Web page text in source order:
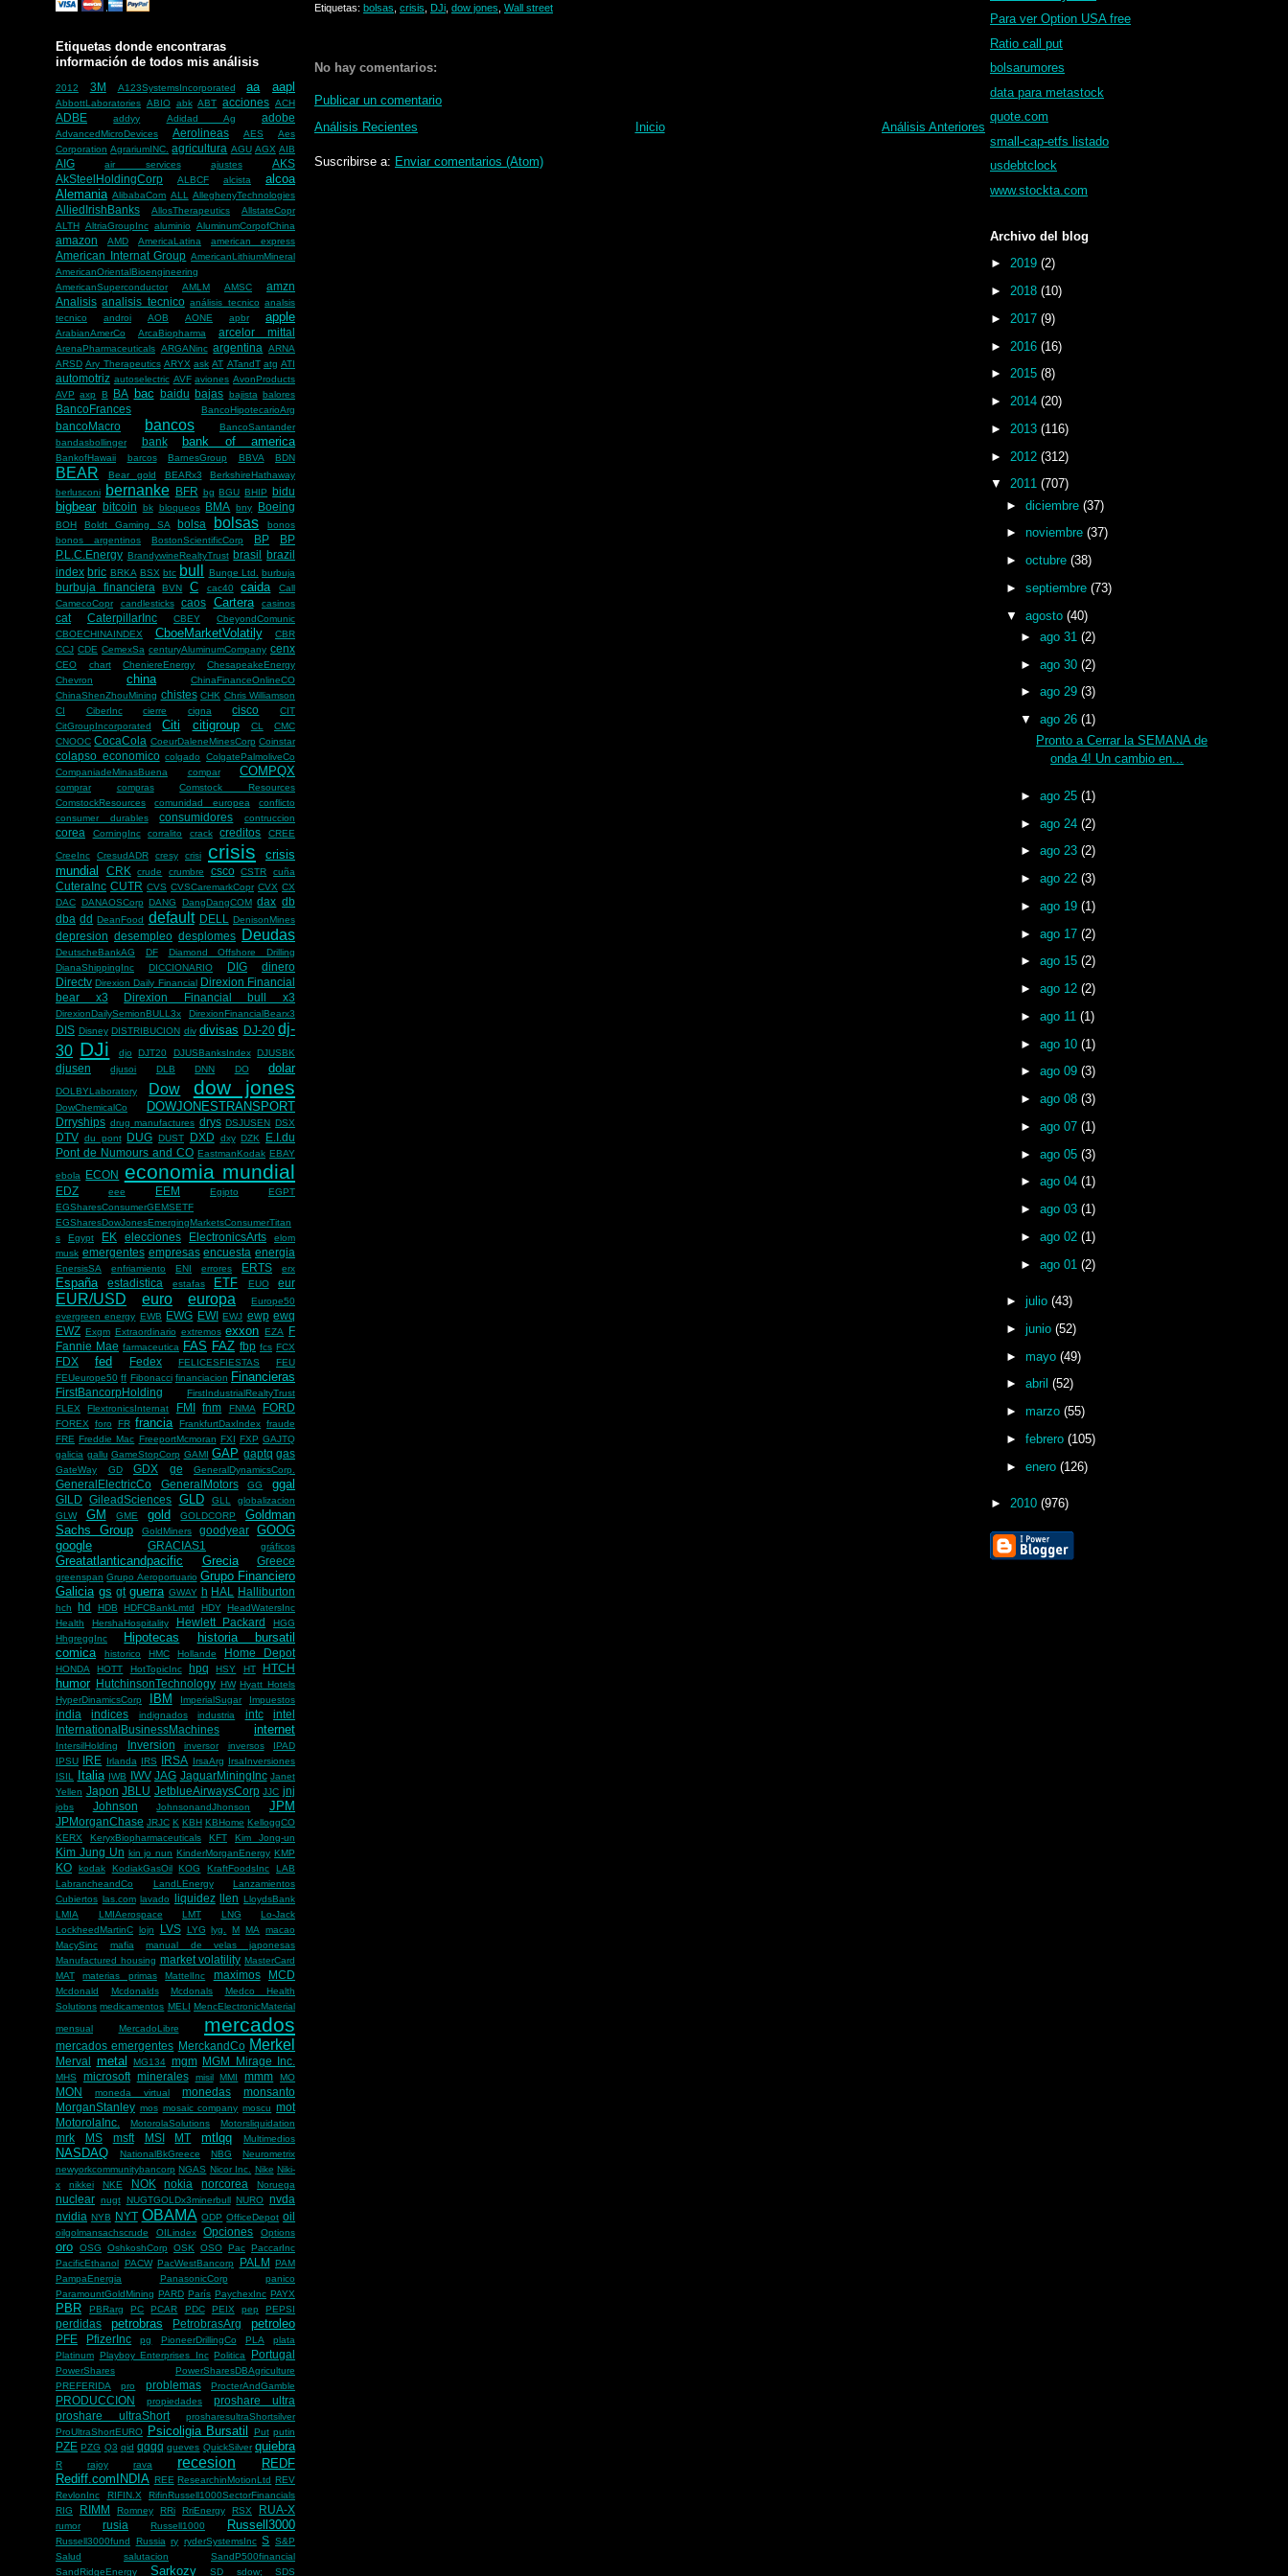
Etiquetas donde encontraras
información de todos mis análisis
2012 3M A123SystemsIncorporated aa aapl
AbbottLaboratories ABIO abk ABT acciones ACH
ADBE addyy Adidad Ag adobe
AdvancedMicroDevices Aerolineas AES
Aes
Corporation AgrariumINC. agricultura AGU AGX AIB
AIG air services ajustes
AKS
AkSteelHoldingCorp
ALBCF alcista
alcoa
Alemania AlibabaCom ALL AlleghenyTechnologies
AlliedIrishBanks AllosTherapeutics
AllstateCopr
ALTH
AltriaGroupInc aluminio AluminumCorpofChina
amazon AMD AmericaLatina american express
American Internat Group AmericanLithiumMineral
AmericanOrientalBioengineering
AmericanSuperconductor
AMLM AMSC
amzn
Analisis analisis tecnico análisis tecnico analsis
tecnico
androi AOB AONE apbr apple
ArabianAmerCo ArcaBiopharma arcelor mittal
ArenaPharmaceuticals ARGANinc argentina
ARNA
ARSD Ary Therapeutics ARYX ask AT ATandT atg ATI
automotriz autoselectric AVF aviones AvonProducts
AVP axp B BA bac baidu bajas bajista balores
BancoFrances BancoHipotecarioArg
bancoMacro bancos
BancoSantander
bandasbollinger
bank bank of america
BankofHawaii barcos BarnesGroup BBVA BDN
BEAR Bear gold BEARx3
BerkshireHathaway
berlusconi
bernanke BFR bg BGU BHIP bidu
bigbear bitcoin bk bloqueos BMA bny Boeing
BOH Boldt Gaming SA bolsa bolsas
bonos
bonos argentinos
BostonScientificCorp BP
BP
P.L.C.Energy BrandywineRealtyTrust brasil
brazil
index bric BRKA BSX btc bull Bunge Ltd. burbuja
burbuja financiera BVN C cac40 caida
Call
CamecoCopr
candlesticks caos Cartera casinos
cat CaterpillarInc CBEY
CbeyondComunic
CBOECHINAINDEX
CboeMarketVolatily
CBR
CCJ CDE CemexSa centuryAluminumCompany cenx
CEO chart CheniereEnergy
ChesapeakeEnergy
Chevron
china
ChinaFinanceOnlineCO
ChinaShenZhouMining chistes CHK Chris Williamson
CI
CiberInc cierre cigna cisco
CIT
CitGroupIncorporated
Citi citigroup CL
CMC
CNOOC CocaCola CoeurDaleneMinesCorp Coinstar
colapso economico colgado
ColgatePalmoliveCo
CompaniadeMinasBuena
compar COMPQX
comprar compras
Comstock Resources
ComstockResources
comunidad europea
conflicto
consumer durables
consumidores contruccion
corea CorningInc corralito crack creditos CREE
CreeInc CresudADR cresy crisi crisis
crisis
mundial
CRK crude crumbre csco CSTR cuña
CuteraInc CUTR CVS CVSCaremarkCopr CVX CX
DAC
DANAOSCorp DANG DangDangCOM dax db
dba dd DeanFood default DELL DenisonMines
depresion desempleo desplomes Deudas
DeutscheBankAG DF
Diamond Offshore Drilling
DianaShippingInc
DICCIONARIO DIG
dinero
Directv Direxion Daily Financial
Direxion Financial
bear x3
Direxion Financial bull x3
DirexionDailySemionBULL3x DirexionFinancialBearx3
DIS Disney DISTRIBUCION div divisas DJ-20 dj-
30 DJi djo DJT20 DJUSBanksIndex DJUSBK
djusen djusoi DLB DNN DO dolar
DOLBYLaboratory Dow dow jones
DowChemicalCo DOWJONESTRANSPORT
Drryships drug manufactures drys DSJUSEN DSX
DTV du pont DUG DUST DXD dxy DZK
E.I.du
Pont de Numours and CO EastmanKodak EBAY
ebola ECON economia mundial
EDZ eee EEM Egipto
EGPT
EGSharesConsumerGEMSETF
EGSharesDowJonesEmergingMarketsConsumerTitan
s
Egypt EK elecciones ElectronicsArts
elom
musk emergentes empresas encuesta energia
EnersisSA enfriamiento ENI errores ERTS erx
España estadistica estafas ETF EUO eur
EUR/USD euro europa
Europe50
evergreen energy EWB EWG EWI EWJ ewp ewq
EWZ Exgm Extraordinario extremos exxon EZA
F
Fannie Mae farmaceutica FAS FAZ fbp fcs FCX
FDX fed Fedex FELICESFIESTAS
FEU
FEUeurope50 ff Fibonacci financiacion Financieras
FirstBancorpHolding
FirstIndustrialRealtyTrust
FLEX
FlextronicsInternat FMI fnm FNMA FORD
FOREX foro FR francia FrankfurtDaxIndex fraude
FRE Freddie Mac FreeportMcmoran FXI FXP GAJTQ
galicia gallu GameStopCorp GAMI GAP gaptq gas
GateWay GD GDX ge GeneralDynamicsCorp.
GeneralElectricCo GeneralMotors GG ggal
GILD GileadSciences GLD GLL
globalizacion
GLW
GM GME gold GOLDCORP
Goldman
Sachs Group
GoldMiners goodyear
GOOG
google
GRACIAS1 gráficos
Greatatlanticandpacific Grecia Greece
greenspan Grupo Aeroportuario Grupo Financiero
Galicia gs gt guerra GWAY h HAL Halliburton
hch hd HDB HDFCBankLmtd HDY
HeadWatersInc
Health
HershaHospitality Hewlett Packard
HGG
HhgreggInc
Hipotecas
historia bursatil
comica
historico HMC Hollande Home Depot
HONDA HOTT HotTopicInc hpq HSY HT HTCH
humor HutchinsonTechnology HW Hyatt Hotels
HyperDinamicsCorp
IBM ImperialSugar Impuestos
india indices indignados industria intc
intel
InternationalBusinessMachines
internet
IntersilHolding Inversion inversor inversos
IPAD
IPSU
IRE Irlanda IRS IRSA IrsaArg
IrsaInversiones
ISIL
Italia IWB IWV JAG JaguarMiningInc Janet
Yellen Japon JBLU JetblueAirwaysCorp JJC jnj
jobs Johnson JohnsonandJhonson JPM
JPMorganChase JRJC K KBH KBHome KelloggCO
KERX
KeryxBiopharmaceuticals KFT Kim Jong-un
Kim Jung Un kin jo nun KinderMorganEnergy KMP
KO kodak KodiakGasOil KOG KraftFoodsInc
LAB
LabrancheandCo
LandLEnergy
Lanzamientos
Cubiertos
las.com lavado liquidez llen
LloydsBank
LMIA
LMIAerospace LMT LNG
Lo-Jack
LockheedMartinC
lojn LVS LYG lyg. M MA macao
MacySinc
mafia
manual de velas japonesas
Manufactured housing market volatility MasterCard
MAT
materias primas MattelInc maximos MCD
Mcdonald Mcdonalds Mcdonals
Medco Health
Solutions medicamentos MELI MencElectronicMaterial
mensual MercadoLibre mercados
mercados emergentes MerckandCo Merkel
Merval metal MG134 mgm MGM Mirage Inc.
MHS microsoft minerales misil MMI mmm MO
MON moneda virtual monedas
monsanto
MorganStanley mos mosaic company moscu mot
MotorolaInc.
MotorolaSolutions Motorsliquidation
mrk MS msft MSI MT mtlqq Multimedios
NASDAQ NationalBkGreece NBG
Neurometrix
newyorkcommunitybancorp NGAS Nicor Inc. Nike Niki-
x
nikkei NKE NOK nokia norcorea Noruega
nuclear nugt NUGTGOLDx3minerbull NURO nvda
nvidia NYB NYT OBAMA ODP OfficeDepot oil
oilgolmansachscrude OILindex Opciones Options
oro OSG OshkoshCorp OSK OSO Pac
PaccarInc
PacificEthanol
PACW PacWestBancorp PALM
PAM
PampaEnergia
PanasonicCorp
panico
ParamountGoldMining PARD París PaychexInc PAYX
PBR PBRarg PC PCAR PDC PEIX pep PEPSI
perdidas petrobras PetrobrasArg petroleo
PFE PfizerInc pg PioneerDrillingCo PLA
plata
Platinum
Playboy Enterprises Inc Politica Portugal
PowerShares
PowerSharesDBAgriculture
PREFERIDA
pro problemas ProcterAndGamble
PRODUCCION propiedades
proshare ultra
proshare ultraShort
prosharesultraShortsilver
ProUltraShortEURO
Psicoligia Bursatil Put putin
PZE PZG Q3 qid qqqq queves QuickSilver quiebra
R rajoy rava recesion
REDF
Rediff.comINDIA REE ResearchinMotionLtd
REV
RevlonInc
RIFIN.X
RifinRussell1000SectorFinancials
RIG
RIMM Romney RRi RriEnergy RSX RUA-X
rumor rusia Russell1000 Russell3000
Russell3000fund Russia ry ryderSystemsInc S S&P
Salud
salutacion
SandP500financial
SandRidgeEnergy
Sarkozy SD sdow; SDS
Etiquetas: bolsas crisis DJi dow jones Wall street
No hay comentarios:
Publicar un comentario
Análisis Recientes
Análisis Anteriores
Inicio
Suscribirse a: Enviar comentarios (Atom)
Para ver Option USA free
Ratio call put
bolsarumores
data para metastock
quote.com
small-cap-etfs listado
usdebtclock
www.stockta.com
Archivo del blog
► 2019 (2)
► 2018 (10)
► 2017 (9)
► 2016 (16)
► 2015 (8)
► 2014 (20)
► 2013 (116)
► 2012 (312)
▼ 2011 (707)
► diciembre (37)
► noviembre (37)
► octubre (38)
► septiembre (73)
▼ agosto (40)
►ago 31(2)
►ago 30(2)
►ago 29(3)
▼ago 26(1)
Pronto a Cerrar la SEMANA de
onda 4! Un cambio en...
►ago 25(1)
►ago 24(2)
►ago 23(2)
►ago 22(3)
►ago 19(1)
►ago 17(2)
►ago 15(2)
►ago 12(2)
►ago 11(1)
►ago 10(1)
►ago 09(3)
►ago 08(3)
►ago 07(1)
►ago 05(3)
►ago 04(1)
►ago 03(1)
►ago 02(1)
►ago 01(2)
► julio (43)
► junio (52)
► mayo (49)
► abril (52)
► marzo (55)
► febrero (105)
► enero (126)
► 2010 (976)